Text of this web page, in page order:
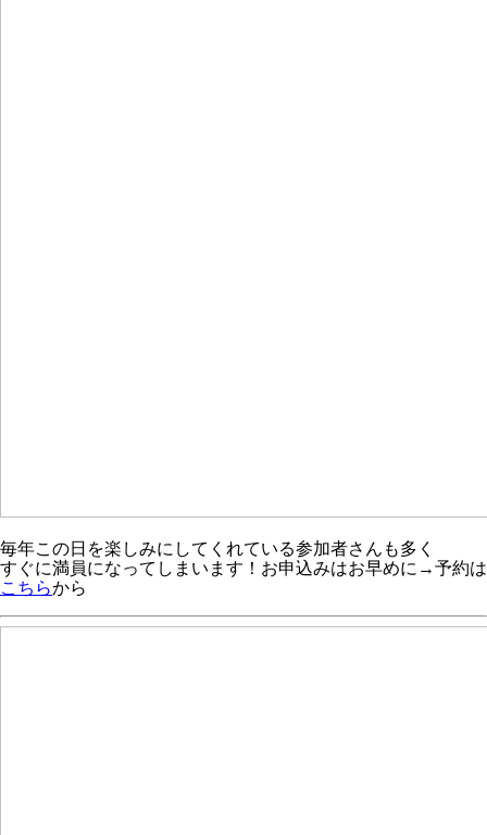
毎年この日を楽しみにしてくれている参加者さんも多く
すぐに満員になってしまいます！お申込みはお早めに→予約は
こちらから